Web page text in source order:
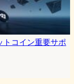
コイン重要サポ